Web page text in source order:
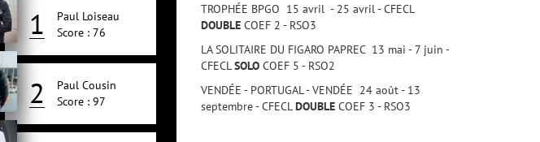
1
Paul Loiseau
Score : 76
2
Paul Cousin
Score : 97
TROPHÉE BPGO 15 avril - 25 avril - CFECL
DOUBLECOEF 2 - RSO3
LA SOLITAIRE DU FIGARO PAPREC 13 mai - 7 juin -
CFECLSOLOCOEF 5 - RSO2
VENDÉE - PORTUGAL - VENDÉE 24 août - 13
septembre - CFECLDOUBLECOEF 3 - RSO3